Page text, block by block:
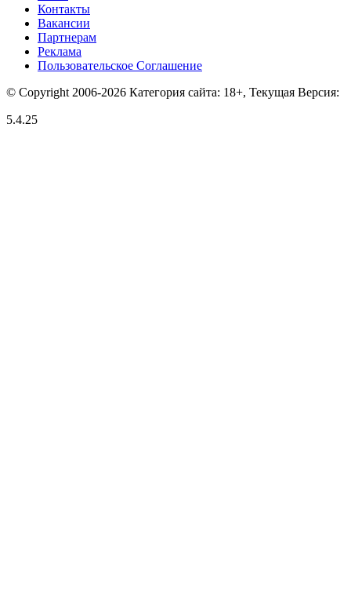
Контакты
Вакансии
Партнерам
Реклама
Пользовательское Соглашение
© Copyright 2006-2026 Категория сайта: 18+, Текущая Версия:
5.4.25